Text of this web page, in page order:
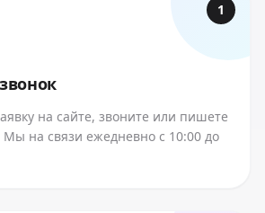
1
на сайте, звоните или пишете
на связи ежедневно с 10:00 до